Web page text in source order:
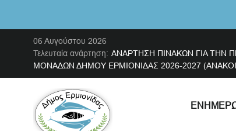
06 Αυγούστου 2026
Τελευταία ανάρτηση: ΑΝΑΡΤΗΣΗ ΠΙΝΑΚΩΝ ΓΙΑ ΤΗΝ
ΜΟΝΑΔΩΝ ΔΗΜΟΥ ΕΡΜΙΟΝΙΔΑΣ 2026-2027